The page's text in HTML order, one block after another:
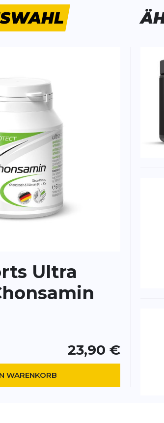
dieses Produkt bewertet.
reCAPTCHA geschützt – es gelten die
Ultra
23,90 €
WARENKORB